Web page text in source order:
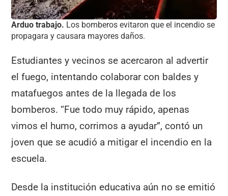
Arduo trabajo. Los bomberos evitaron que el incendio se
propagara y causara mayores daños.
Estudiantes y vecinos se acercaron al advertir
el fuego, intentando colaborar con baldes y
matafuegos antes de la llegada de los
bomberos. “Fue todo muy rápido, apenas
vimos el humo, corrimos a ayudar”, contó un
joven que se acudió a mitigar el incendio en la
escuela.
Desde la institución educativa aún no se emitió